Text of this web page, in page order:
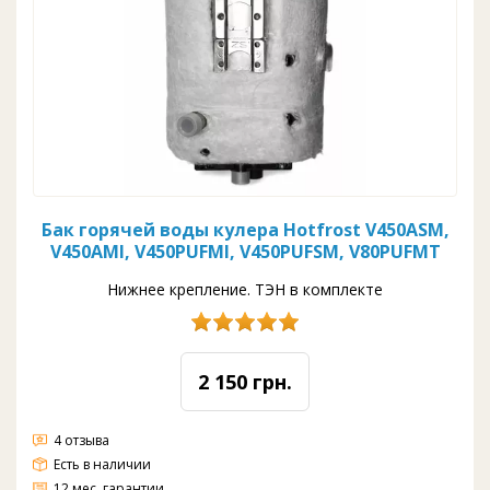
Бак горячей воды кулера Hotfrost V450ASM,
V450AMI, V450PUFMI, V450PUFSM, V80PUFMT
Нижнее крепление. ТЭН в комплекте
2 150 грн.
4 отзыва
Есть в наличии